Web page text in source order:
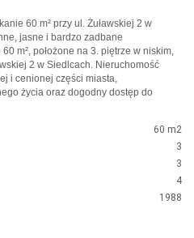
60 m² przy ul. Żuławskiej 2 w
jasne i bardzo zadbane
m², położone na 3. piętrze w niskim,
2 w Siedlcach. Nieruchomość
i cenionej części miasta,
życia oraz dogodny dostęp do
60 m2
3
3
4
1988